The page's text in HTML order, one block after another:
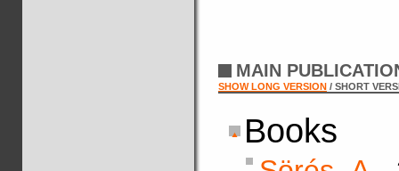
MAIN
SHOW LONG VERSION / SHORT
Books